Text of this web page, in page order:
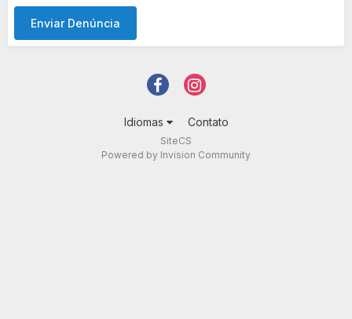
Enviar Denúncia
Idiomas Contato
SiteCS
Powered by Invision Community